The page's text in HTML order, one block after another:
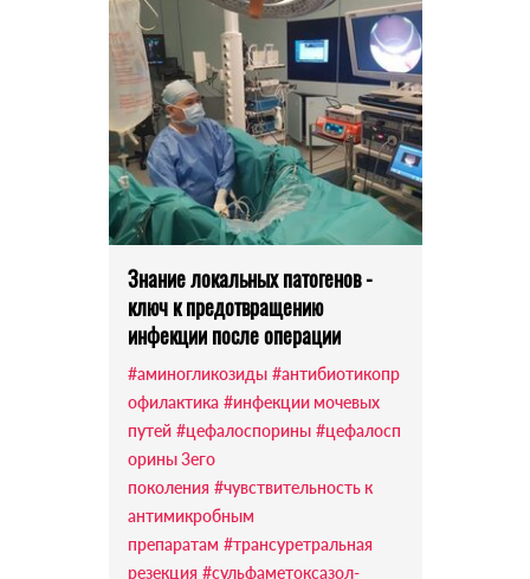
Знание локальных патогенов -
ключ к предотвращению
инфекции после операции
#аминогликозиды #антибиотикопр
офилактика #инфекции мочевых
путей #цефалоспорины #цефалосп
орины 3его
поколения #чувствительность к
антимикробным
препаратам #трансуретральная
резекция #сульфаметоксазол-